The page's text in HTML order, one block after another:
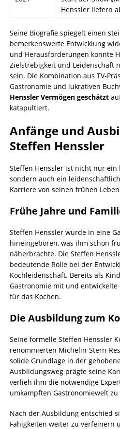
Henssler liefern
Seine Biografie spiegelt einen
bemerkenswerte Entwicklung
und Herausforderungen konnte
Zielstrebigkeit und Leidenschaft
sein. Die Kombination aus TV-
Gastronomie und lukrativen
Henssler Vermögen geschätzt
katapultiert.
Anfänge und
Steffen Henssler
Steffen Henssler ist nicht nur ein
sondern auch ein
Karriere von seinen frühen
Frühe Jahre und
Steffen Henssler wurde in eine
hineingeboren, was ihm schon
näherbrachte. Die Steffen
bedeutende Rolle bei der
Kochleidenschaft. Bereits als
Gastronomie mit und entwickelte
für das Kochen.
Die Ausbildung zum
Seine formelle Steffen Henssler
renommierten Michelin-Stern-
solide Grundlage in der
Ausbildungsweg prägte seine
verlieh ihm die notwendige
umkämpften Gastronomiewelt
Nach der Ausbildung entschied
Fähigkeiten weiter zu verfeinern